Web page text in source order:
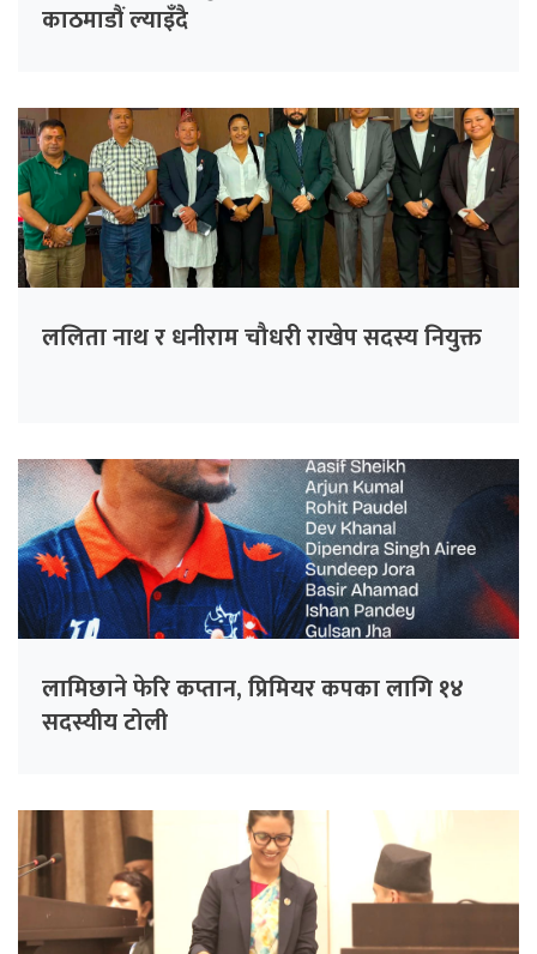
काठमाडौं ल्याइँदै
ललिता नाथ र धनीराम चौधरी राखेप सदस्य नियुक्त
लामिछाने फेरि कप्तान, प्रिमियर कपका लागि १४
सदस्यीय टोली